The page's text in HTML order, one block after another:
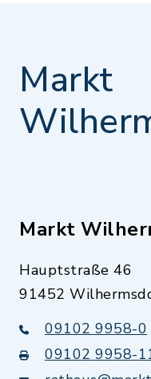
Markt
Markt
Hauptstraße 46
91452
09102 9958-0
09102 9958-